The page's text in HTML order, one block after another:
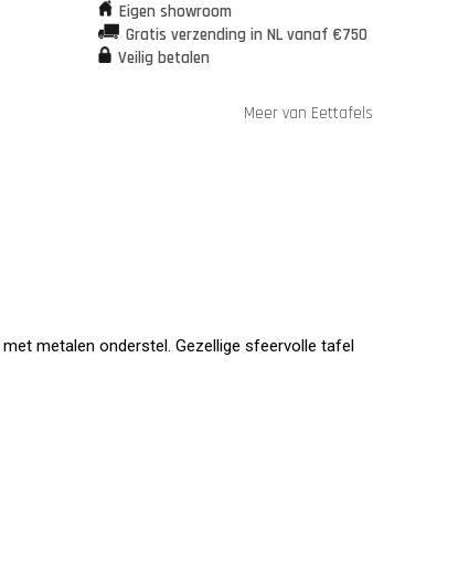
Eigen showroom
Gratis verzending in NL vanaf €750
Veilig betalen
Meer van Eettafels
metalen onderstel. Gezellige sfeervolle tafel